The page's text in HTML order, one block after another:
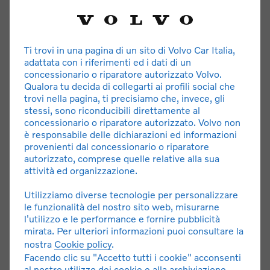
Assistenza e soccorso stradale 24h. Tagliando,
manutenzione ordinaria e straordinaria.
**DETTAGLI E LIMITAZIONI
* Offerta di noleggio a lungo termine con canone a partire
da 909 € al mese. Messaggio pubblicitario con finalità
promozionale. Quotazione riferita aNuova XC90 T8 AWD
ibrida plug-in automatico 7 posti Core MY27
909 € al mese, 36 mesi/45.000 km totali, con anticipo di
Ti trovi in una pagina di un sito di Volvo Car Italia,
adattata con i riferimenti ed i dati di un
concessionario o riparatore autorizzato Volvo.
Qualora tu decida di collegarti ai profili social che
trovi nella pagina, ti precisiamo che, invece, gli
stessi, sono riconducibili direttamente al
concessionario o riparatore autorizzato. Volvo non
è responsabile delle dichiarazioni ed informazioni
provenienti dal concessionario o riparatore
autorizzato, comprese quelle relative alla sua
attività ed organizzazione.
Utilizziamo diverse tecnologie per personalizzare
le funzionalità del nostro sito web, misurarne
l'utilizzo e le performance e fornire pubblicità
mirata. Per ulteriori informazioni puoi consultare la
nostra Cookie policy.
Facendo clic su "Accetto tutti i cookie" acconsenti